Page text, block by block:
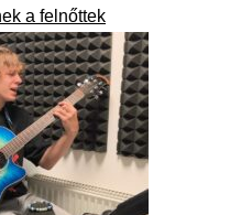
a felnőttek